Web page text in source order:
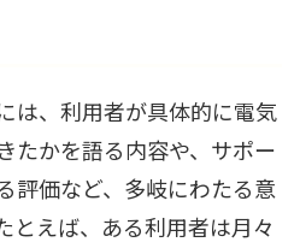
は、利用者が具体的に電気
たかを語る内容や、サポー
評価など、多岐にわたる意
とえば、ある利用者は月々